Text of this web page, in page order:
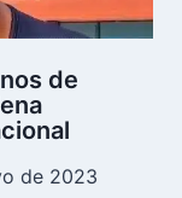
de
de 2023